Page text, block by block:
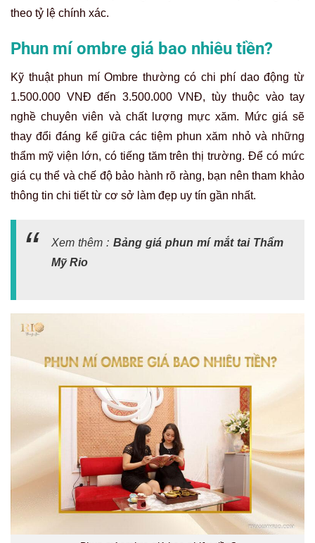
theo tỷ lệ chính xác.
Phun mí ombre giá bao nhiêu tiền?
Kỹ thuật phun mí Ombre thường có chi phí dao động từ
1.500.000 VNĐ đến 3.500.000 VNĐ, tùy thuộc vào tay
nghề chuyên viên và chất lượng mực xăm. Mức giá sẽ
thay đổi đáng kể giữa các tiệm phun xăm nhỏ và những
thẩm mỹ viện lớn, có tiếng tăm trên thị trường. Để có mức
giá cụ thể và chế độ bảo hành rõ ràng, bạn nên tham khảo
thông tin chi tiết từ cơ sở làm đẹp uy tín gần nhất.
Xem thêm : Bảng giá phun mí mắt tai Thẩm
Mỹ Rio